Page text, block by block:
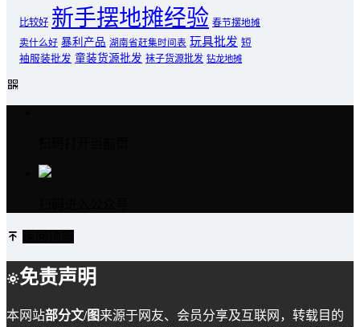
比较好 新手摆地摊经验 春节摆地摊
卖什么好 暴利产品 湖南省赶集时间表 玩具批发 短
袖服装批发 童装货源批发 袜子货源批发 钻龙地摊
免责声明
本网站部分文/图来源于网友、会员分享及互联网，转载目的